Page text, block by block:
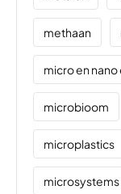
methaan
micro en
microbioom
microplastics
microsystems